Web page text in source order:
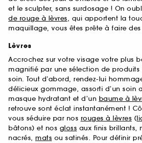
et le sculpter, sans surdosage ! On
de rouge à lèvres, qui apportent la
maquillage, vous êtes prête à faire
Lèvres
Accrochez sur votre visage votre plus
magnifié par une sélection de
soin. Tout d’abord, rendez-lui
délicieux gommage, assorti d’un soin
masque hydratant et d’un baume à
retrouve sont éclat instantanément !
vous séduire par nos rouges à lèvres (
bâtons) et nos gloss aux finis brillants,
nacrés, mats ou satinés. Pour définir